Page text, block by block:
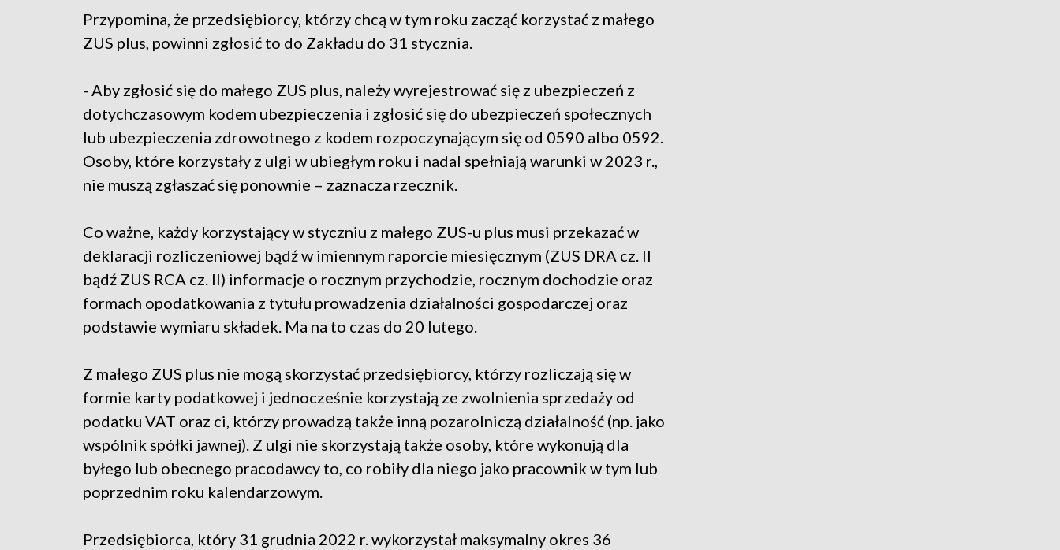
Przypomina, że przedsiębiorcy, którzy chcą w tym roku zacząć korzystać z małego
ZUS plus, powinni zgłosić to do Zakładu do 31 stycznia.
- Aby zgłosić się do małego ZUS plus, należy wyrejestrować się z ubezpieczeń z
dotychczasowym kodem ubezpieczenia i zgłosić się do ubezpieczeń społecznych
lub ubezpieczenia zdrowotnego z kodem rozpoczynającym się od 0590 albo 0592.
Osoby, które korzystały z ulgi w ubiegłym roku i nadal spełniają warunki w 2023 r.,
nie muszą zgłaszać się ponownie – zaznacza rzecznik.
Co ważne, każdy korzystający w styczniu z małego ZUS-u plus musi przekazać w
deklaracji rozliczeniowej bądź w imiennym raporcie miesięcznym (ZUS DRA cz. II
bądź ZUS RCA cz. II) informacje o rocznym przychodzie, rocznym dochodzie oraz
formach opodatkowania z tytułu prowadzenia działalności gospodarczej oraz
podstawie wymiaru składek. Ma na to czas do 20 lutego.
Z małego ZUS plus nie mogą skorzystać przedsiębiorcy, którzy rozliczają się w
formie karty podatkowej i jednocześnie korzystają ze zwolnienia sprzedaży od
podatku VAT oraz ci, którzy prowadzą także inną pozarolniczą działalność (np. jako
wspólnik spółki jawnej). Z ulgi nie skorzystają także osoby, które wykonują dla
byłego lub obecnego pracodawcy to, co robiły dla niego jako pracownik w tym lub
poprzednim roku kalendarzowym.
Przedsiębiorca, który 31 grudnia 2022 r. wykorzystał maksymalny okres 36